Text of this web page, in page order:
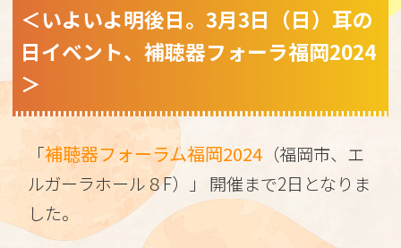
＜いよいよ明後日。3月3日（日）耳の
日イベント、補聴器フォーラ福岡2024
＞
「補聴器フォーラム福岡2024 （福岡市、エ
ルガーラホール８F）」 開催まで2日となりま
した。